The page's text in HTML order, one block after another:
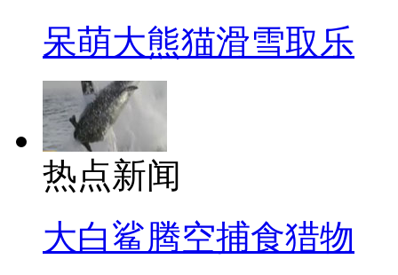
呆萌大熊猫滑雪取乐
热点新闻
大白鲨腾空捕食猎物